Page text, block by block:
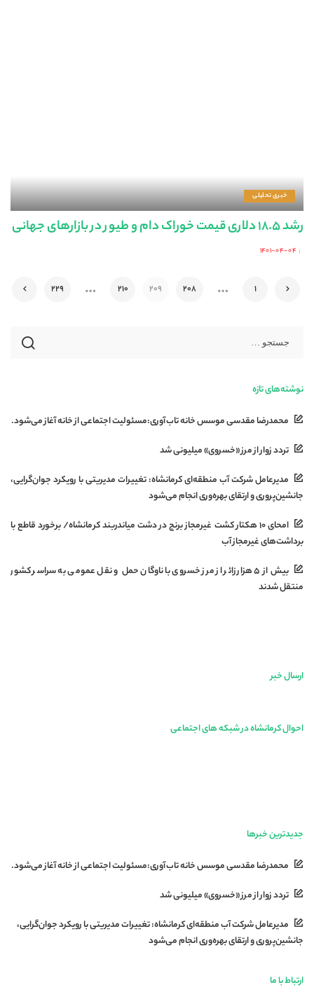
خبری تحلیلی
رشد ۱۸.۵ دلاری قیمت خوراک دام و طیور در بازارهای جهانی
Posted
۱۴۰۱-۰۴-۰۴
1
…
208
209
210
…
229
نوشته‌های تازه
محمدرضا مقدسی موسس خانه تاب‌آوری:مسئولیت اجتماعی از خانه آغاز می‌شود.
تردد زوار از مرز «خسروی» میلیونی شد
مدیرعامل شرکت آب منطقه‌ای کرمانشاه: تغییرات مدیریتی با رویکرد جوان‌گرایی،
جانشین‌پروری و ارتقای بهره‌وری انجام می‌شود
امحای ۱۰ هکتار کشت غیرمجاز برنج در دشت میاندربند کرمانشاه/ برخورد قاطع با
برداشت‌های غیرمجاز آب
بیش از ۵ هزار زائر از مرز خسروی با ناوگان حمل‌ و نقل عمومی به سراسر کشور
منتقل شدند
ارسال خبر
احوال کرمانشاه در شبکه های اجتماعی
جدیدترین خبرها
محمدرضا مقدسی موسس خانه تاب‌آوری:مسئولیت اجتماعی از خانه آغاز می‌شود.
تردد زوار از مرز «خسروی» میلیونی شد
مدیرعامل شرکت آب منطقه‌ای کرمانشاه: تغییرات مدیریتی با رویکرد جوان‌گرایی،
جانشین‌پروری و ارتقای بهره‌وری انجام می‌شود
ارتباط با ما